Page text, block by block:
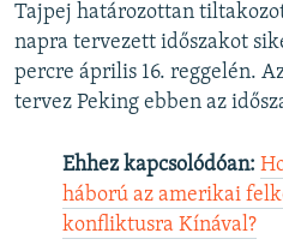
Tajpej határozottan
napra tervezett időszakot
percre április 16. reggelén.
tervez Peking ebben az
Ehhez kapcsolódóan:
háború az amerikai
konfliktusra Kínával?